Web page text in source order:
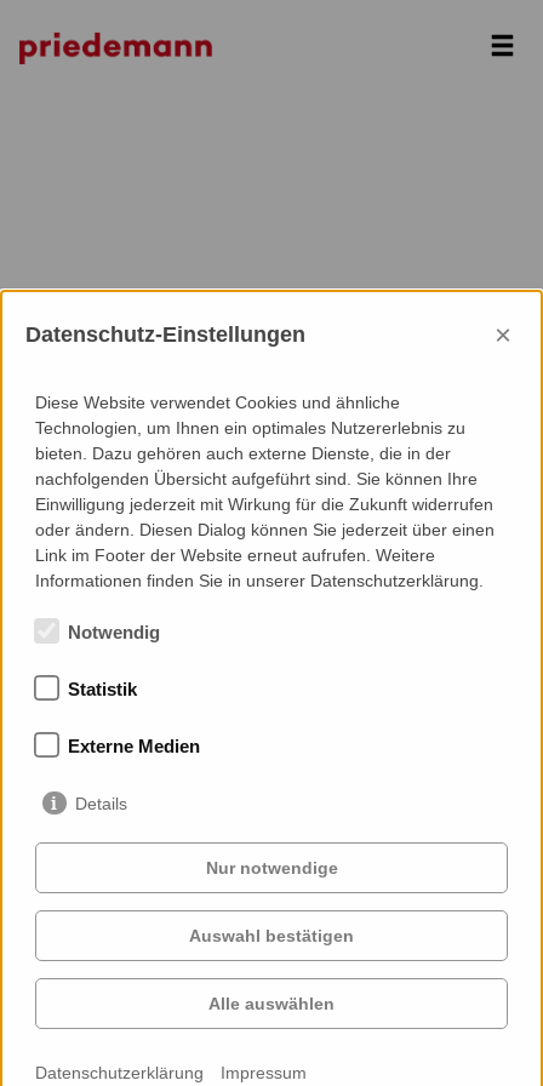
Mitgliedschaften
Services
Cases
Auftraggeber
Projekte
Profil
Kontakt
Datenschutz-Einstellungen ×
Diese Website verwendet Cookies und ähnliche
Technologien, um Ihnen ein optimales Nutzererlebnis zu
bieten. Dazu gehören auch externe Dienste, die in der
nachfolgenden Übersicht aufgeführt sind. Sie können Ihre
Einwilligung jederzeit mit Wirkung für die Zukunft widerrufen
oder ändern. Diesen Dialog können Sie jederzeit über einen
Link im Footer der Website erneut aufrufen. Weitere
Informationen finden Sie in unserer Datenschutzerklärung.
Notwendig
Statistik
Externe Medien
Details
Nur notwendige
Auswahl bestätigen
Alle auswählen
Datenschutzerklärung Impressum